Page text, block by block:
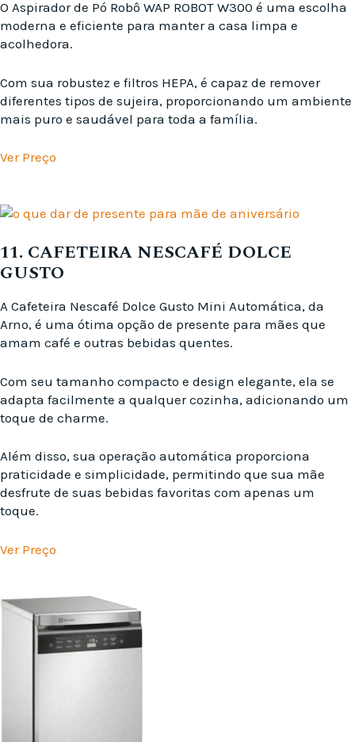
O Aspirador de Pó Robô WAP ROBOT W300 é uma escolha
moderna e eficiente para manter a casa limpa e
acolhedora.
Com sua robustez e filtros HEPA, é capaz de remover
diferentes tipos de sujeira, proporcionando um ambiente
mais puro e saudável para toda a família.
Ver Preço
11. CAFETEIRA NESCAFÉ DOLCE
GUSTO
A Cafeteira Nescafé Dolce Gusto Mini Automática, da
Arno, é uma ótima opção de presente para mães que
amam café e outras bebidas quentes.
Com seu tamanho compacto e design elegante, ela se
adapta facilmente a qualquer cozinha, adicionando um
toque de charme.
Além disso, sua operação automática proporciona
praticidade e simplicidade, permitindo que sua mãe
desfrute de suas bebidas favoritas com apenas um
toque.
Ver Preço